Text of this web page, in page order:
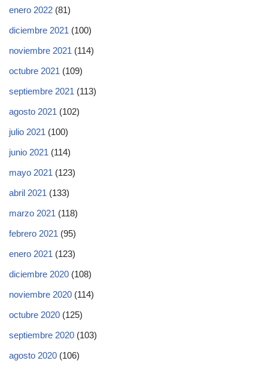
enero 2022 (81)
diciembre 2021 (100)
noviembre 2021 (114)
octubre 2021 (109)
septiembre 2021 (113)
agosto 2021 (102)
julio 2021 (100)
junio 2021 (114)
mayo 2021 (123)
abril 2021 (133)
marzo 2021 (118)
febrero 2021 (95)
enero 2021 (123)
diciembre 2020 (108)
noviembre 2020 (114)
octubre 2020 (125)
septiembre 2020 (103)
agosto 2020 (106)